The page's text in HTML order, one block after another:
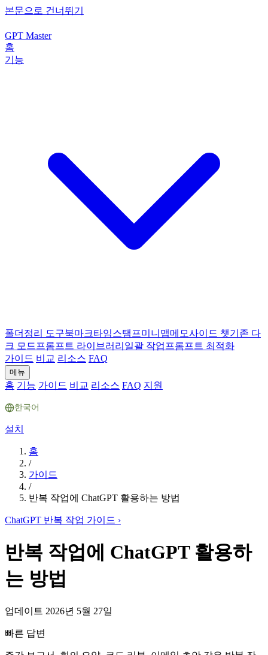
본문으로 건너뛰기
GPT Master
홈
기능
폴더 정리 도구북마크타임스탬프미니맵메모사이드 챗기존 다
크 모드 프롬프트 라이브러리 일괄 작업 프롬프트 최적화
가이드 비교 리소스 FAQ
메뉴
홈 기능 가이드 비교 리소스 FAQ 지원
한국어
설치
홈
/
가이드
/
반복 작업에 ChatGPT 활용하는 방법
ChatGPT 반복 작업 가이드 ›
반복 작업에 ChatGPT 활용하
는 방법
업데이트 2026년 5월 27일
빠른 답변